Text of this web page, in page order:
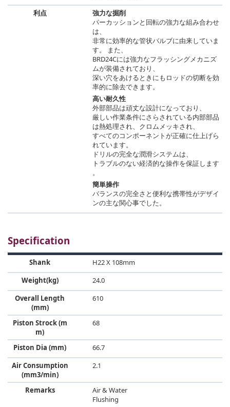
利点
強力な掘削
パーカッションと回転の強力な組み合わせ
は、
非常に効率的な管状バルブに由来していま
す。 また、
BRD24Cには強力なフラッシングメカニズ
ムが装備されており、
深い穴をあけるときにもロッドの切断を効
率的に除去できます。
高い耐久性
外部部品は頑丈な設計になっており、
厳しい作業条件にさらされている内部部品
は熱処理され、クロムメッキされ、
すべてのコンポーネントが正確に仕上げら
れています。
ドリルの完全な潤滑システムは、
トラブルのない経済的な操作を保証します
。
簡単操作
バランスの完全さと便利な携帯性がデザイ
ンの主な関心事でした。
Specification
Shank
H22 X 108mm
Weight(kg)
24.0
Overall Length
(mm)
610
Piston Strock (m
m)
68
Piston Dia (mm)
66.7
Air Consumption
(mm3/min)
2.1
Remarks
Air & Water
Flushing